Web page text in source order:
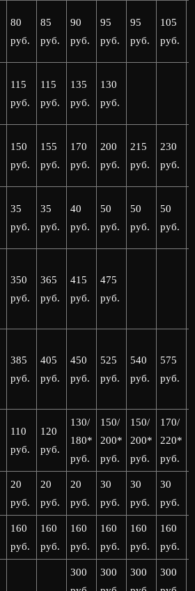
80
руб.
85
руб.
90
руб.
95
руб.
95
руб.
105
руб.
115
руб.
115
руб.
135
руб.
130
руб.
150
руб.
155
руб.
170
руб.
200
руб.
215
руб.
230
руб.
35
руб.
35
руб.
40
руб.
50
руб.
50
руб.
50
руб.
350
руб.
365
руб.
415
руб.
475
руб.
385
руб.
405
руб.
450
руб.
525
руб.
540
руб.
575
руб.
110
руб.
120
руб.
130/
180*
руб.
150/
200*
руб.
150/
200*
руб.
170/
220*
руб.
20
руб.
20
руб.
20
руб.
30
руб.
30
руб.
30
руб.
160
руб.
160
руб.
160
руб.
160
руб.
160
руб.
160
руб.
300
300
300
300